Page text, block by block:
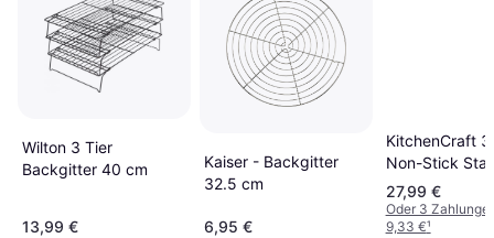
Wilton 3 Tier
Backgitter 40 cm
13,99 €
Kaiser - Backgitter
32.5 cm
6,95 €
KitchenCraft 3
Non-Stick
Backgitter 40
27,99 €
Oder 3
9,33 €¹